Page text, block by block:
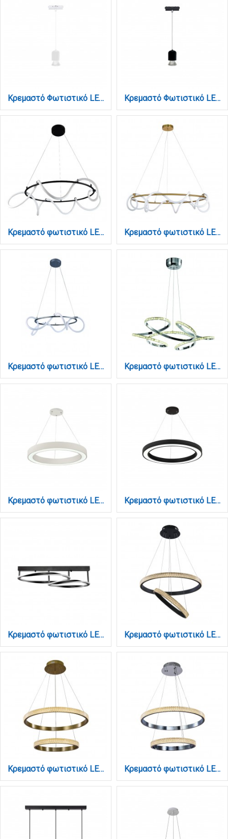
Κρεμαστό Φωτιστικό LED 7W 3CCT για Ultra-Thin μαγνητική ράγα σε λευκή απόχρωση D:6,2X11cm (TMU0250-White) Κρεμαστό Φωτιστικό LED 7W 3CCT για Ultra-Thin μαγνητική ράγα σε μαύρη απόχρωση D:6,2X11cm (TMU0250-Black)
Κρεμαστό φωτιστικό LED 80W 3000K από μαύρο μέταλλο και σωλήνα σιλικόνης D:80cm (6016-Α) Κρεμαστό φωτιστικό LED 80W 3000K από χρυσαφί μέταλλο και σωλήνα σιλικόνης D:80cm (6017-A-GL)
Κρεμαστό φωτιστικό LED 80W 3000K από χρώμιο μέταλλο και σωλήνα σιλικόνης D:80cm (6017-A-CH) Κρεμαστό φωτιστικό LED 85W 4000K από χρώμιο αλουμίνιο και κρύσταλλα D:60cm (6181-Χρώμιο)
Κρεμαστό φωτιστικό LED 88W 3CCT (by switch on base) σε λευκή απόχρωση D:80cm (6073-80-WH) Κρεμαστό φωτιστικό LED 88W 3CCT (by switch on base) σε μαύρη απόχρωση D:80cm (6073-80-BL)
Κρεμαστό φωτιστικό LED 90W 3CCT (by switch on base) σε μαύρο χρώμα D:70cm (6078-BL) Κρεμαστό φωτιστικό LED 94W 3000K από μαύρο αλουμίνιο και ακρυλικό D:60cm (6032-A)
Κρεμαστό φωτιστικό LED 94W 3000K από χρυσαφί αλουμίνιο και ακρυλικό D:50cm (6033-A-GL) Κρεμαστό φωτιστικό LED 94W 3000K από χρώμιο αλουμίνιο και ακρυλικό D:60cm (6033-A-CH)